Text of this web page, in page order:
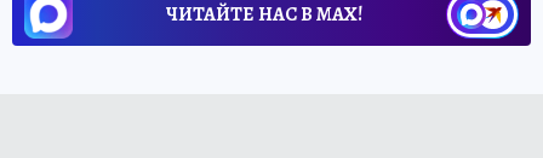
ЧИТАЙТЕ НАС В МАХ!